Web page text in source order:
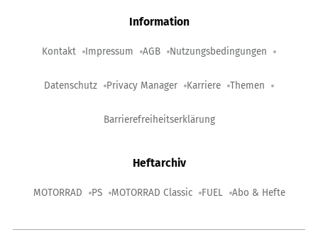
Information
Kontakt Impressum AGB Nutzungsbedingungen
Datenschutz Privacy Manager Karriere Themen
Barrierefreiheitserklärung
Heftarchiv
MOTORRAD PS MOTORRAD Classic FUEL Abo & Hefte